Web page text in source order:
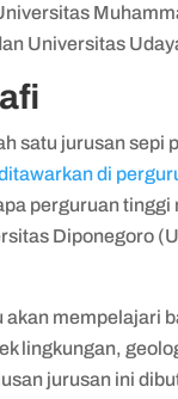
Universitas
satu jurusan sepi
di
perguruan
Diponegoro
mempelajari
lingkungan,
jurusan ini